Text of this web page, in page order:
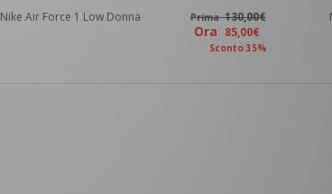
Nike Air Force 1 Low Donna Prima130,00€
Ora 85,00€
Sconto 35%